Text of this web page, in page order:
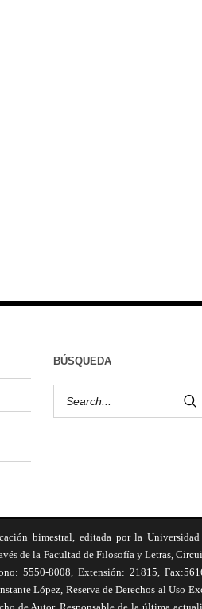
BÚSQUEDA
bimestral, editada por la
de la Facultad de Filosofía y Letras,
5550-8008, Extensión: 21815,
López, Reserva de Derechos al Uso